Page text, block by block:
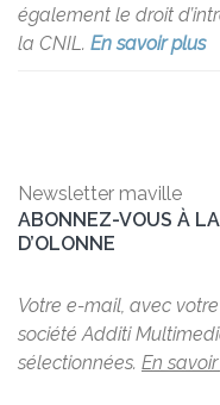
également le droit
la CNIL. En savoir plus
Newsletter maville
ABONNEZ-VOUS À
D’OLONNE
Votre e-mail, avec
société Additi
sélectionnées. En